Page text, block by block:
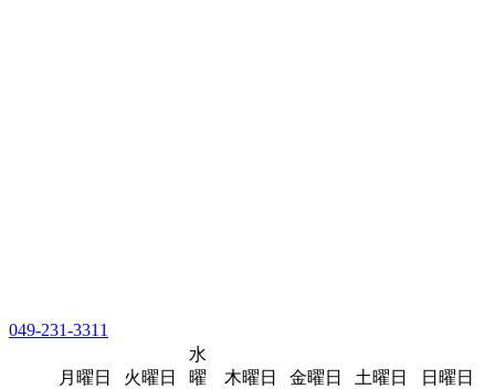
049-231-3311
月曜日 火曜日
水
曜
木曜日 金曜日 土曜日 日曜日